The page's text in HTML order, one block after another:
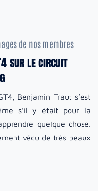
de nos membres
sur le circuit
Benjamin Traut s’est
s’il y était pour la
quelque chose.
vécu de très beaux